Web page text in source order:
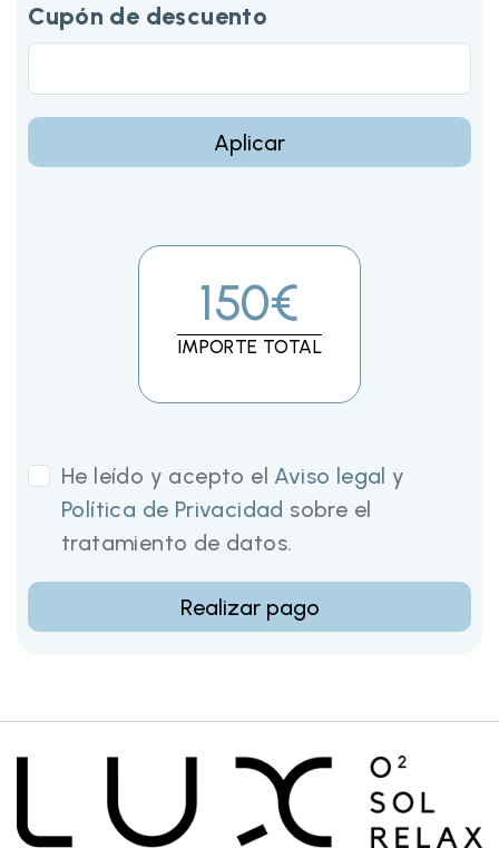
Cupón de descuento
Aplicar
150€
IMPORTE TOTAL
He leído y acepto el Aviso legal y
Política de Privacidad sobre el
tratamiento de datos.
Realizar pago